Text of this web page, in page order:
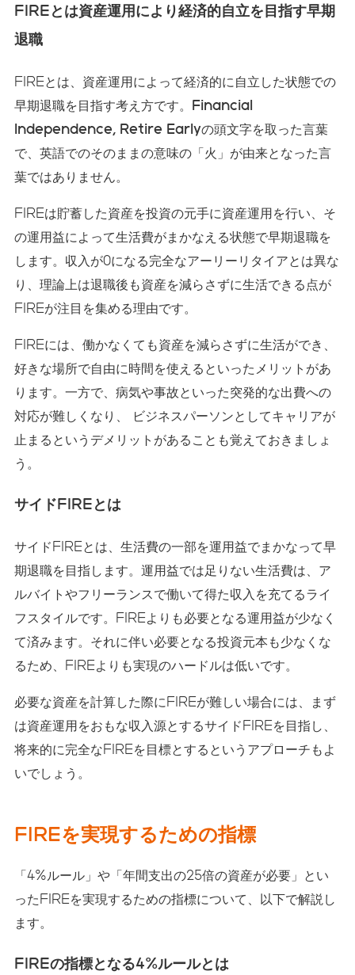
FIREとは資産運用により経済的自立を目指す早期
退職
FIREとは、資産運用によって経済的に自立した状態での
早期退職を目指す考え方です。 Financial
Independence, Retire Earlyの頭文字を取った言葉
で、英語でのそのままの意味の「火」が由来となった言
葉ではありません。
FIREは貯蓄した資産を投資の元手に資産運用を行い、そ
の運用益によって生活費がまかなえる状態で早期退職を
します。収入が0になる完全なアーリーリタイアとは異な
り、理論上は退職後も資産を減らさずに生活できる点が
FIREが注目を集める理由です。
FIREには、働かなくても資産を減らさずに生活ができ、
好きな場所で自由に時間を使えるといったメリットがあ
ります。一方で、病気や事故といった突発的な出費への
対応が難しくなり、 ビジネスパーソンとしてキャリアが
止まるというデメリットがあることも覚えておきましょ
う。
サイドFIREとは
サイドFIREとは、生活費の一部を運用益でまかなって早
期退職を目指します。運用益では足りない生活費は、ア
ルバイトやフリーランスで働いて得た収入を充てるライ
フスタイルです。FIREよりも必要となる運用益が少なく
て済みます。それに伴い必要となる投資元本も少なくな
るため、FIREよりも実現のハードルは低いです。
必要な資産を計算した際にFIREが難しい場合には、まず
は資産運用をおもな収入源とするサイドFIREを目指し、
将来的に完全なFIREを目標とするというアプローチもよ
いでしょう。
FIREを実現するための指標
「4%ルール」や「年間支出の25倍の資産が必要」とい
ったFIREを実現するための指標について、以下で解説し
ます。
FIREの指標となる4%ルールとは